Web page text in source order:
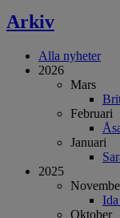
Arkiv
Alla nyheter
2026
Mars
Februari
Januari
2025
Oktober